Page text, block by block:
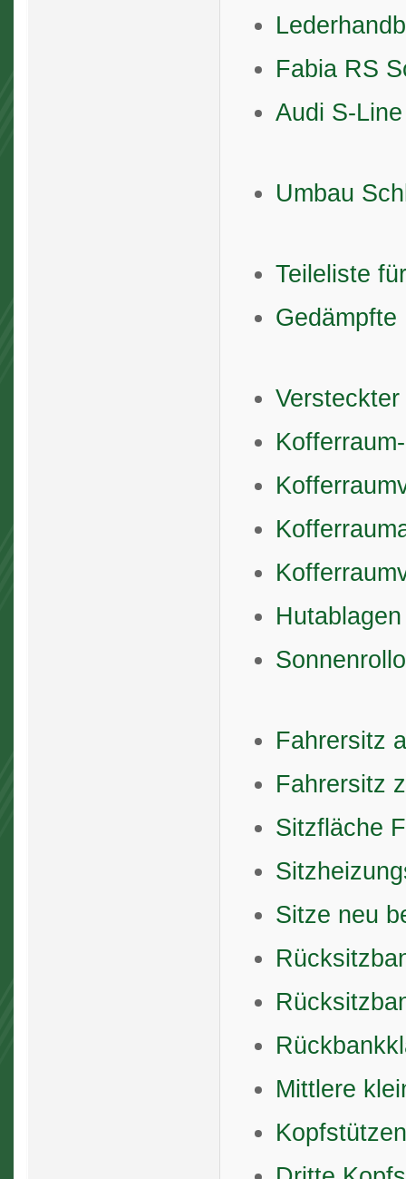
Fabia RS
Audi S-
Umbau
Teileliste
Fahrersitz
Fahrersitz
Sitzfläche
Sitze neu
Mittlere